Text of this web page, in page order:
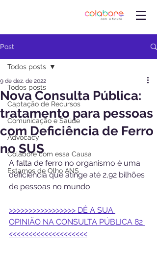
Post
Todos posts
Captação de Recursos
Comunicação e Saúde
Advocacy
Colabore com essa Causa
Estamos de Olho ANS
Todos posts
Nova Consulta Pública:
tratamento para pessoas
com Deficiência de Ferro
no SUS
9 de dez. de 2022
A falta de ferro no organismo é uma
deficiência que atinge até 2,92 bilhões
de pessoas no mundo.
>>>>>>>>>>>>>>>>> DÊ A SUA
OPINIÃO NA CONSULTA PÚBLICA 82
<<<<<<<<<<<<<<<<<<<<